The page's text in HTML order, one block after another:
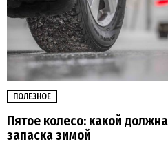
ПОЛЕЗНОЕ
Пятое колесо: какой
запаска зимой